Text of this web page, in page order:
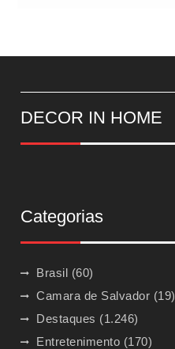
DECOR IN HOME
Categorias
Brasil (60)
Camara de Salvador (19)
Destaques (1.246)
Entretenimento (170)